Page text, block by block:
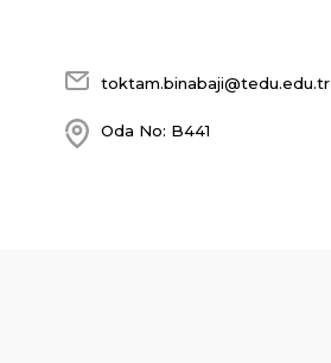
toktam.binabaji@tedu.edu.tr
Oda No: B441